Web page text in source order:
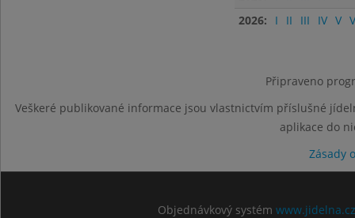
2026:
I II III IV V
Připraveno
Veškeré publikované informace jsou vlastnictvím příslušné
aplikace do
Zásady
Objednávkový systém www.jidelna.cz